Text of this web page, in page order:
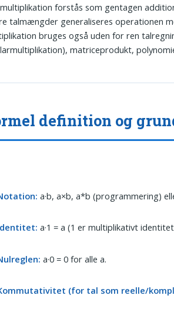
forstås som gentagen
talmængder generaliseres operationen
bruges også uden for ren
matriceprodukt,
definition og
a·b, a×b, a*b (programmering)
a·1 = a (1 er multiplikativt
a·0 = 0 for alle a.
(for tal som reelle/